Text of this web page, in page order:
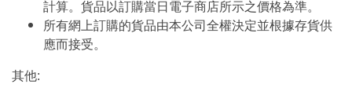
計算。貨品以訂購當日電子商店所示之價格為準。
所有網上訂購的貨品由本公司全權決定並根據存貨供
應而接受。
其他: